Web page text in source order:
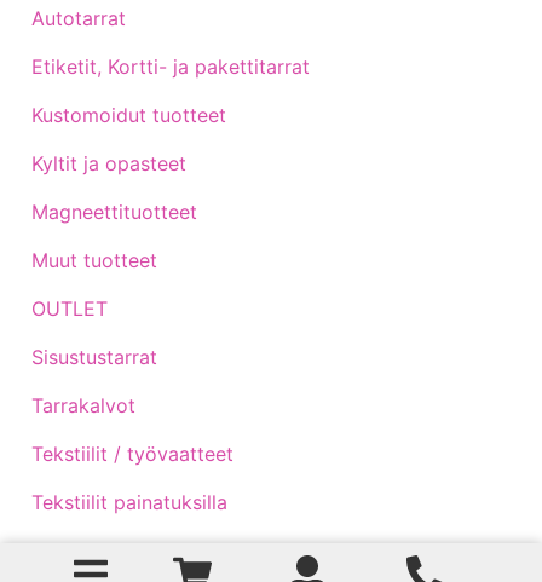
Autotarrat
Etiketit, Kortti- ja pakettitarrat
Kustomoidut tuotteet
Kyltit ja opasteet
Magneettituotteet
Muut tuotteet
OUTLET
Sisustustarrat
Tarrakalvot
Tekstiilit / työvaatteet
Tekstiilit painatuksilla